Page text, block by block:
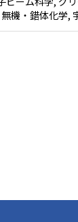
機・錯体化学,